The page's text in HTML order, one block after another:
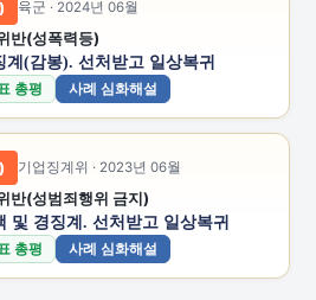
육군 · 2024년 06월
반(성폭력등)
계(감봉). 선처받고 일상복귀
총평 사례 심화해설
기업징계위 · 2023년 06월
반(성범죄행위 금지)
및 경징계. 선처받고 일상복귀
총평 사례 심화해설